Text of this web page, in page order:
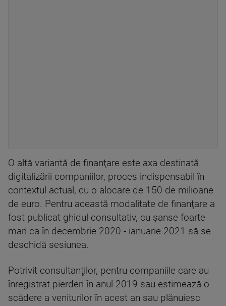
O altă variantă de finanţare este axa destinată
digitalizării companiilor, proces indispensabil în
contextul actual, cu o alocare de 150 de milioane
de euro. Pentru această modalitate de finanţare a
fost publicat ghidul consultativ, cu şanse foarte
mari ca în decembrie 2020 - ianuarie 2021 să se
deschidă sesiunea.
Potrivit consultanţilor, pentru companiile care au
înregistrat pierderi în anul 2019 sau estimează o
scădere a veniturilor în acest an sau plănuiesc